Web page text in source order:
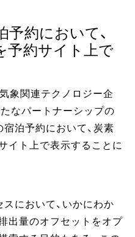
約において、
予約サイト上で
象関連テクノロジー企
なパートナーシップの
泊予約において、炭素
イト上で表示することに
において、いかにわか
出量のオフセットをオプ